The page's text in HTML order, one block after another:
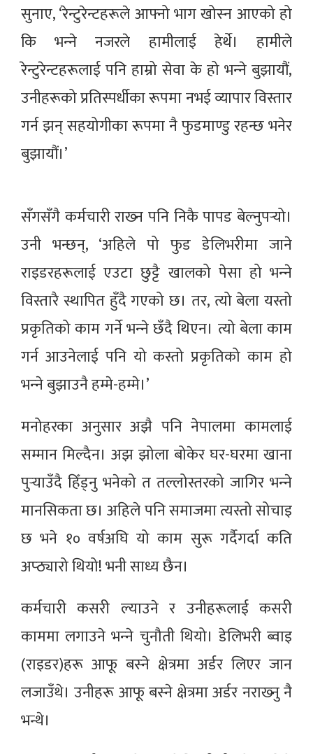
सुनाए, ‘रेन्टुरेन्टहरूले आफ्नो भाग खोस्‍न आएको हो
कि भन्‍ने नजरले हामीलाई हेर्थे। हामीले
रेन्टुरेन्टहरूलाई पनि हाम्रो सेवा के हो भन्‍ने बुझायौं,
उनीहरूको प्रतिस्पर्धीका रूपमा नभई व्यापार विस्तार
गर्न झन् सहयोगीका रूपमा नै फुडमाण्डु रहन्छ भनेर
बुझायौं।’
सँगसँगै कर्मचारी राख्‍न पनि निकै पापड बेल्नुपर्‍यो।
उनी भन्छन्, ‘अहिले पो फुड डेलिभरीमा जाने
राइडरहरूलाई एउटा छुट्टै खालको पेसा हो भन्‍ने
विस्तारै स्थापित हुँदै गएको छ। तर, त्यो बेला यस्तो
प्रकृतिको काम गर्ने भन्‍ने छँदै थिएन। त्यो बेला काम
गर्न आउनेलाई पनि यो कस्तो प्रकृतिको काम हो
भन्‍ने बुझाउनै हम्मे-हम्मे।’
मनोहरका अनुसार अझै पनि नेपालमा कामलाई
सम्मान मिल्दैन। अझ झोला बोकेर घर-घरमा खाना
पुर्‍याउँदै हिँड्नु भनेको त तल्लोस्तरको जागिर भन्‍ने
मानसिकता छ। अहिले पनि समाजमा त्यस्तो सोचाइ
छ भने १० वर्षअघि यो काम सुरू गर्दैगर्दा कति
अप्ठ्यारो थियो! भनी साध्य छैन।
कर्मचारी कसरी ल्याउने र उनीहरूलाई कसरी
काममा लगाउने भन्‍ने चुनौती थियो। डेलिभरी ब्वाइ
(राइडर)हरू आफू बस्‍ने क्षेत्रमा अर्डर लिएर जान
लजाउँथे। उनीहरू आफू बस्‍ने क्षेत्रमा अर्डर नराख्‍नु नै
भन्थे।